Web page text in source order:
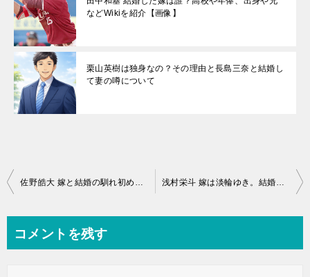
などWikiを紹介【画像】
栗山英樹は独身なの？その理由と長島三奈と結婚し
て妻の噂について
投
ビ
コメントを残す